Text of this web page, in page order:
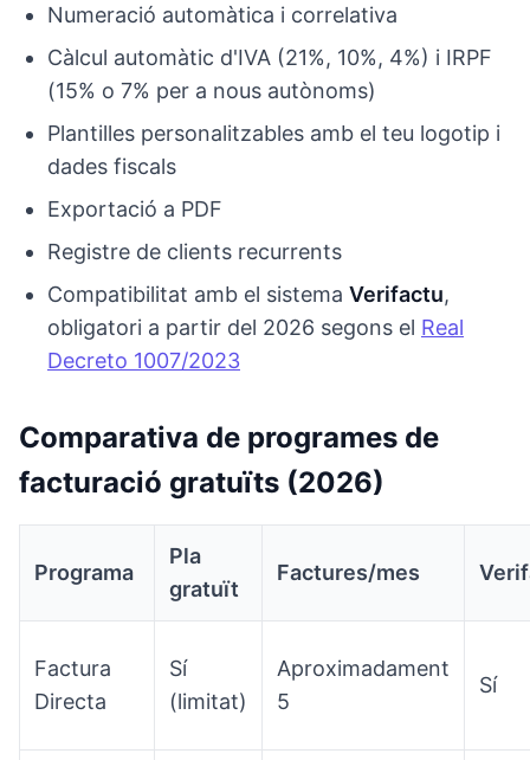
Numeració automàtica i correlativa
Càlcul automàtic d'IVA (21%, 10%, 4%) i IRPF
(15% o 7% per a nous autònoms)
Plantilles personalitzables amb el teu logotip i
dades fiscals
Exportació a PDF
Registre de clients recurrents
Compatibilitat amb el sistema Verifactu,
obligatori a partir del 2026 segons el Real
Decreto 1007/2023
Comparativa de programes de
facturació gratuïts (2026)
Programa
Pla
gratuït
Factures/mes
Factura
Directa
Sí
(limitat)
Aproximadament
5
Sí